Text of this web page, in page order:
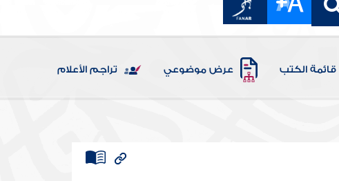
قائمة الكتب عرض موضوعي تراجم الأعلام